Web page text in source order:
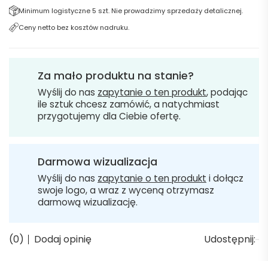
Minimum logistyczne 5 szt. Nie prowadzimy sprzedaży detalicznej.
Ceny netto bez kosztów nadruku.
Za mało produktu na stanie?
Wyślij do nas zapytanie o ten produkt, podając
ile sztuk chcesz zamówić, a natychmiast
przygotujemy dla Ciebie ofertę.
Darmowa wizualizacja
Wyślij do nas zapytanie o ten produkt i dołącz
swoje logo, a wraz z wyceną otrzymasz
darmową wizualizację.
(0) Dodaj opinię Udostępnij: